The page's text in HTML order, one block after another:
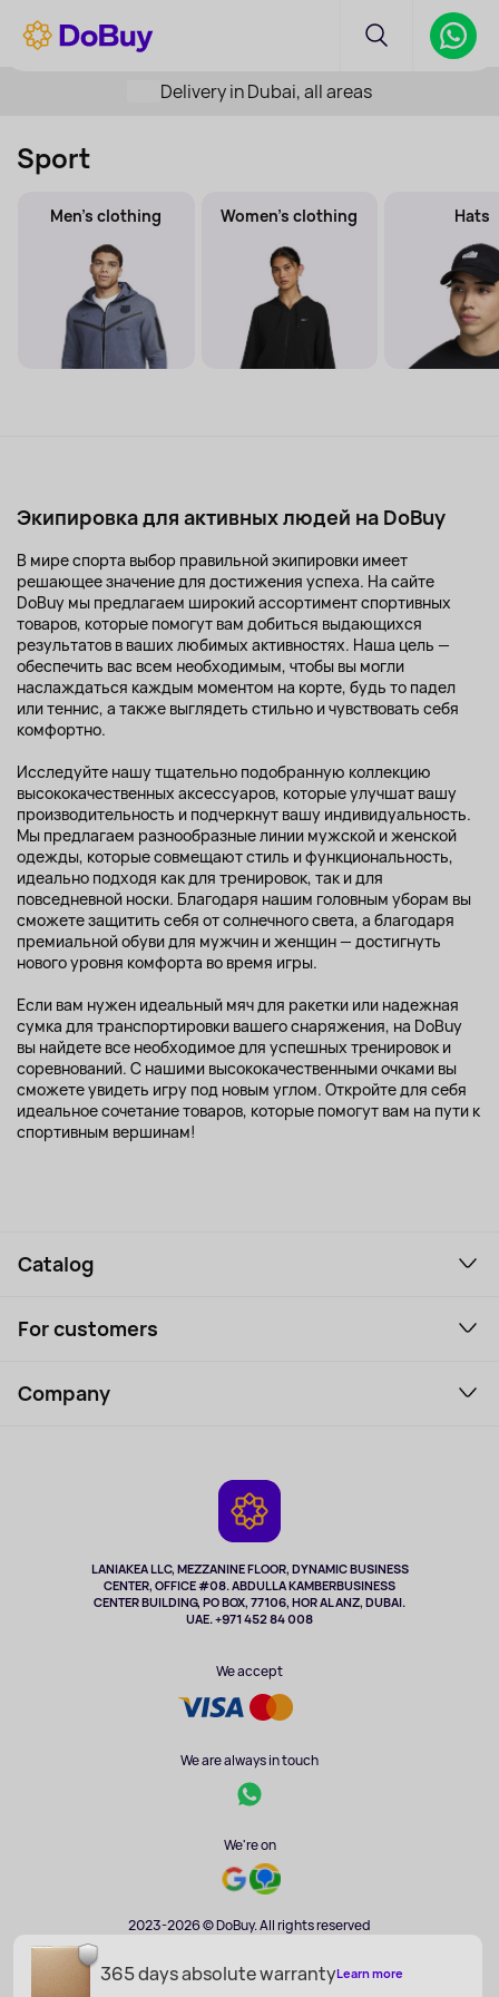
Delivery in Dubai, all areas
Sport
Men's clothing Women's clothing Hats
Экипировка для активных людей на DoBuy
В мире спорта выбор правильной экипировки имеет
решающее значение для достижения успеха. На сайте
DoBuy мы предлагаем широкий ассортимент спортивных
товаров, которые помогут вам добиться выдающихся
результатов в ваших любимых активностях. Наша цель —
обеспечить вас всем необходимым, чтобы вы могли
наслаждаться каждым моментом на корте, будь то падел
или теннис, а также выглядеть стильно и чувствовать себя
комфортно.
Исследуйте нашу тщательно подобранную коллекцию
высококачественных аксессуаров, которые улучшат вашу
производительность и подчеркнут вашу индивидуальность.
Мы предлагаем разнообразные линии мужской и женской
одежды, которые совмещают стиль и функциональность,
идеально подходя как для тренировок, так и для
повседневной носки. Благодаря нашим головным уборам вы
сможете защитить себя от солнечного света, а благодаря
премиальной обуви для мужчин и женщин — достигнуть
нового уровня комфорта во время игры.
Если вам нужен идеальный мяч для ракетки или надежная
сумка для транспортировки вашего снаряжения, на DoBuy
вы найдете все необходимое для успешных тренировок и
соревнований. С нашими высококачественными очками вы
сможете увидеть игру под новым углом. Откройте для себя
идеальное сочетание товаров, которые помогут вам на пути к
спортивным вершинам!
LANIAKEA LLC, MEZZANINE FLOOR, DYNAMIC BUSINESS
CENTER, OFFICE #08. ABDULLA KAMBERBUSINESS
CENTER BUILDING, PO BOX, 77106, HOR AL ANZ, DUBAI.
UAE. +971 452 84 008
We accept
We are always in touch
We're on
Catalog
Laptops, Monitors, VR
Perfumes and cosmetics
Music and sound
Clothing and accessories
For customers
How to order
Company
2023-2026 © DoBuy. All rights reserved
365 days absolute warrantyLearn more